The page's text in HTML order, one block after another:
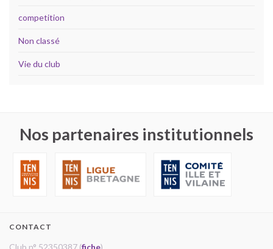
competition
Non classé
Vie du club
Nos partenaires institutionnels
CONTACT